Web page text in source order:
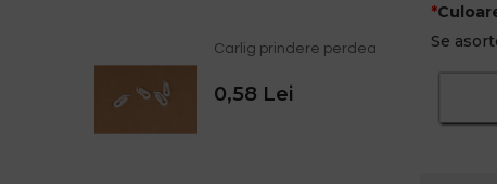
Carlig prindere perdea
0,58 Lei
Se